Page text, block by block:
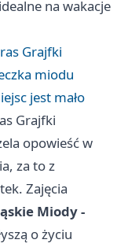
na wakacje
Grajfki
miodu
jest mało
Grajfki
opowieść w
za to z
Zajęcia
Miody -
o życiu